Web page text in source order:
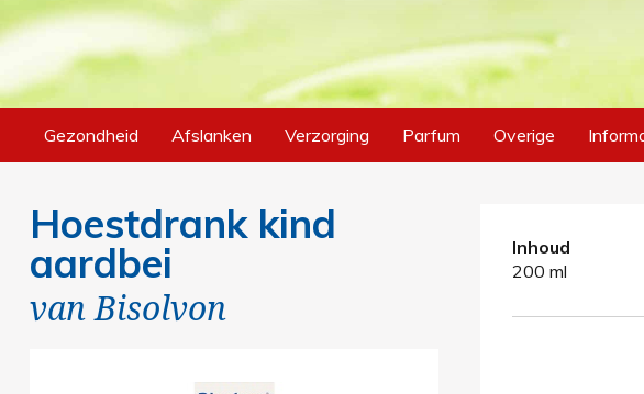
Gezondheid Afslanken Verzorging Parfum Overige
Hoestdrank kind
aardbei
vanBisolvon
Inhoud
200 ml